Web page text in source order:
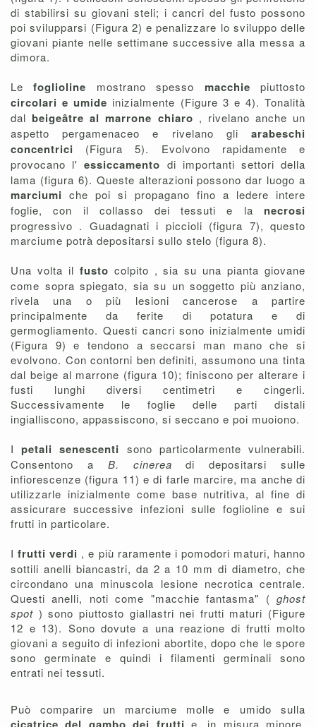
di stabilirsi su giovani steli; i cancri del fusto possono
poi svilupparsi (Figura 2) e penalizzare lo sviluppo delle
giovani piante nelle settimane successive alla messa a
dimora.
Lefoglioline mostrano spesso macchiepiuttosto
circolari e umide inizialmente (Figure 3 e 4). Tonalità
dal beigeâtre al marrone chiaro , rivelano anche un
aspetto pergamenaceo e rivelano gli arabeschi
concentrici (Figura 5). Evolvono rapidamente e
provocano l'essiccamento di importanti settori della
lama (figura 6). Queste alterazioni possono dar luogo a
marciumiche poi si propagano fino a ledere intere
foglie, con il collasso dei tessuti e la necrosi
progressivo . Guadagnati i piccioli (figura 7), questo
marciume potrà depositarsi sullo stelo (figura 8).
Una volta il fusto colpito , sia su una pianta giovane
come sopra spiegato, sia su un soggetto più anziano,
rivela una o più lesioni cancerose a partire
principalmente da ferite di potatura e di
germogliamento. Questi cancri sono inizialmente umidi
(Figura 9) e tendono a seccarsi man mano che si
evolvono. Con contorni ben definiti, assumono una tinta
dal beige al marrone (figura 10); finiscono per alterare i
fusti lunghi diversi centimetri e cingerli.
Successivamente le foglie delle parti distali
ingialliscono, appassiscono, si seccano e poi muoiono.
Ipetali senescenti sono particolarmente vulnerabili.
Consentono a B. cinereadi depositarsi sulle
infiorescenze (figura 11) e di farle marcire, ma anche di
utilizzarle inizialmente come base nutritiva, al fine di
assicurare successive infezioni sulle foglioline e sui
frutti in particolare.
Ifrutti verdi , e più raramente i pomodori maturi, hanno
sottili anelli biancastri, da 2 a 10 mm di diametro, che
circondano una minuscola lesione necrotica centrale.
Questi anelli, noti come "macchie fantasma" ( ghost
spot ) sono piuttosto giallastri nei frutti maturi (Figure
12 e 13). Sono dovute a una reazione di frutti molto
giovani a seguito di infezioni abortite, dopo che le spore
sono germinate e quindi i filamenti germinali sono
entrati nei tessuti.
Può comparire un marciume molle e umido sulla